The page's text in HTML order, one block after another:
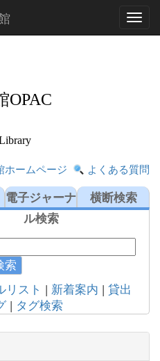
OPAC
ホームページ よくある質問
電子ジャーナ
ル検索
横断検索
索
リスト | 新着案内 | 貸出
| タグ検索